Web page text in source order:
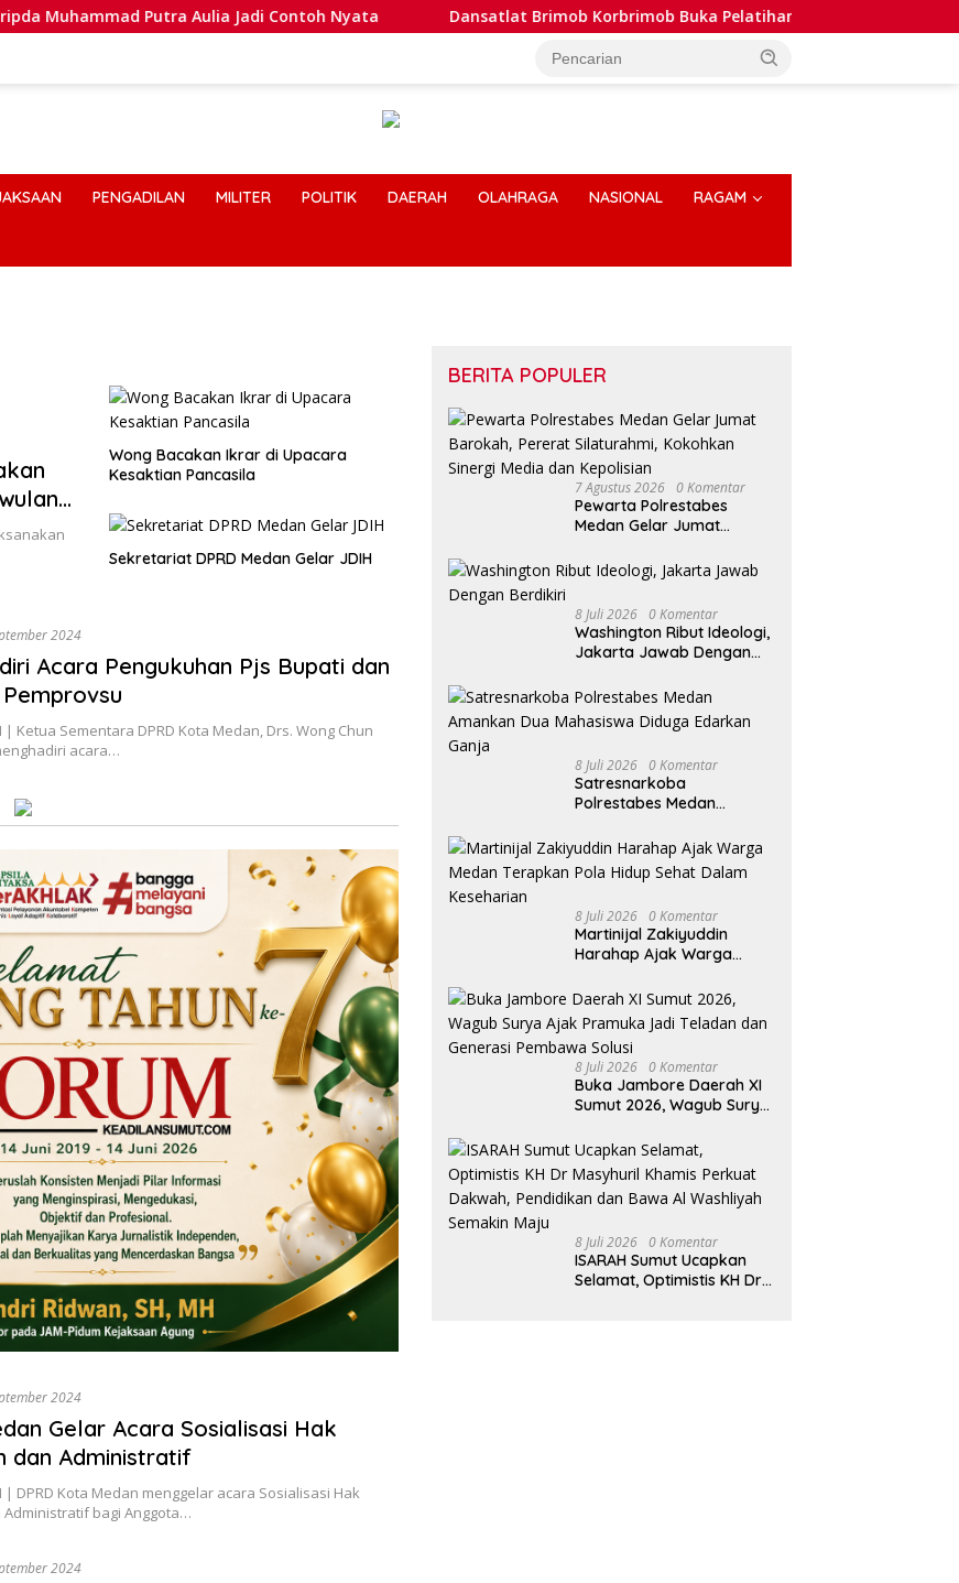
Putra Aulia Jadi Contoh Nyata Dansatlat Brimob Korbrimob Buka Pelatihan Wanteror Lanjutan dan Tactical
PENGADILAN MILITER POLITIK DAERAH OLAHRAGA NASIONAL RAGAM
Wong Bacakan Ikrar di Upacara
Kesaktian Pancasila
Sekretariat DPRD Medan Gelar JDIH
2024
Acara Pengukuhan Pjs Bupati dan
| Ketua Sementara DPRD Kota Medan, Drs. Wong Chun
acara…
2024
Gelar Acara Sosialisasi Hak
dan Administratif
| DPRD Kota Medan menggelar acara Sosialisasi Hak
Administratif bagi Anggota…
2024
BERITA POPULER
7 Agustus 2026 0 Komentar
Pewarta Polrestabes
Medan Gelar Jumat
Silaturahmi, Kokohkan
Sinergi Media dan
Kepolisian
8 Juli 2026 0 Komentar
Washington Ribut Ideologi,
Jakarta Jawab Dengan
8 Juli 2026 0 Komentar
Satresnarkoba
Polrestabes Medan
Diduga Edarkan Ganja
8 Juli 2026 0 Komentar
Martinijal Zakiyuddin
Harahap Ajak Warga
Hidup Sehat Dalam
Keseharian
8 Juli 2026 0 Komentar
Buka Jambore Daerah XI
Sumut 2026, Wagub Surya
Teladan dan Generasi
Pembawa Solusi
8 Juli 2026 0 Komentar
ISARAH Sumut Ucapkan
Selamat, Optimistis KH Dr